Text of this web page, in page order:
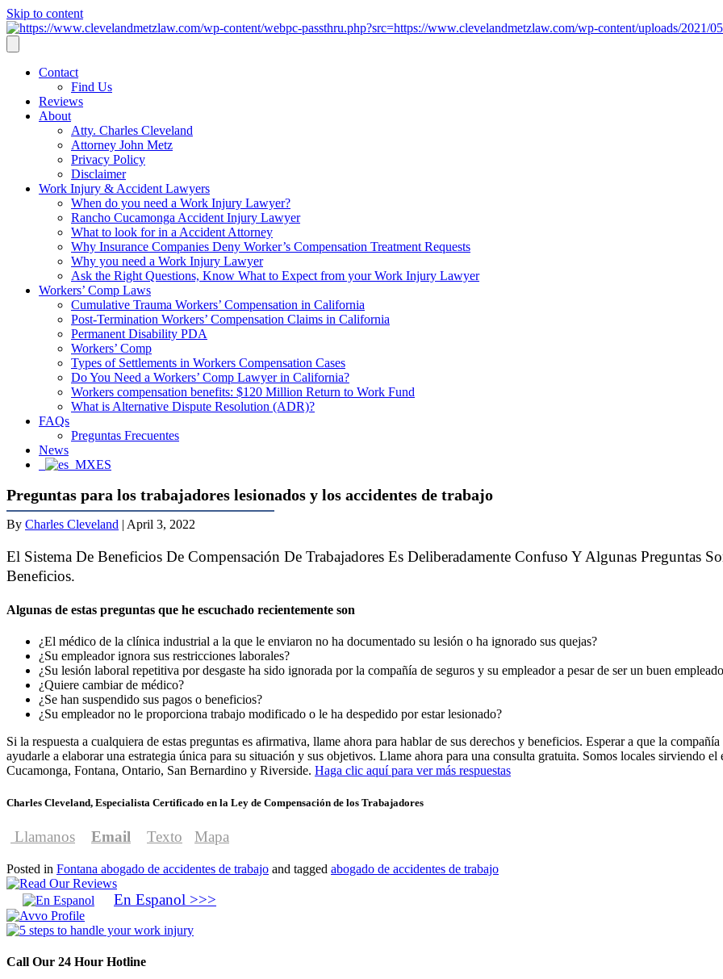
Skip to content
Contact
Find Us
Reviews
About
Atty. Charles Cleveland
Attorney John Metz
Privacy Policy
Disclaimer
Work Injury & Accident Lawyers
When do you need a Work Injury Lawyer?
Rancho Cucamonga Accident Injury Lawyer
What to look for in a Accident Attorney
Why Insurance Companies Deny Worker’s Compensation Treatment Requests
Why you need a Work Injury Lawyer
Ask the Right Questions, Know What to Expect from your Work Injury Lawyer
Workers’ Comp Laws
Cumulative Trauma Workers’ Compensation in California
Post-Termination Workers’ Compensation Claims in California
Permanent Disability PDA
Workers’ Comp
Types of Settlements in Workers Compensation Cases
Do You Need a Workers’ Comp Lawyer in California?
Workers compensation benefits: $120 Million Return to Work Fund
What is Alternative Dispute Resolution (ADR)?
FAQs
Preguntas Frecuentes
News
ES
Preguntas para los trabajadores lesionados y los accidentes de trabajo
By Charles Cleveland | April 3, 2022
El Sistema De Beneficios De Compensación De Trabajadores Es Deliberadamente Confuso Y Algunas Preguntas
Beneficios.
Algunas de estas preguntas que he escuchado recientemente son
¿El médico de la clínica industrial a la que le enviaron no ha documentado su lesión o ha ignorado sus quejas?
¿Su empleador ignora sus restricciones laborales?
¿Su lesión laboral repetitiva por desgaste ha sido ignorada por la compañía de seguros y su empleador a pesar de ser un buen
¿Quiere cambiar de médico?
¿Se han suspendido sus pagos o beneficios?
¿Su empleador no le proporciona trabajo modificado o le ha despedido por estar lesionado?
Si la respuesta a cualquiera de estas preguntas es afirmativa, llame ahora para hablar de sus derechos y beneficios. Esperar a que la
ayudarle a elaborar una estrategia única para su situación y sus objetivos. Llame ahora para una consulta gratuita. Somos locales sirviendo
Cucamonga, Fontana, Ontario, San Bernardino y Riverside. Haga clic aquí para ver más respuestas
Charles Cleveland, Especialista Certificado en la Ley de Compensación de los Trabajadores
Llamanos Email Texto Mapa
Posted in Fontana abogado de accidentes de trabajo and tagged abogado de accidentes de trabajo
En Espanol >>>
Call Our 24 Hour Hotline